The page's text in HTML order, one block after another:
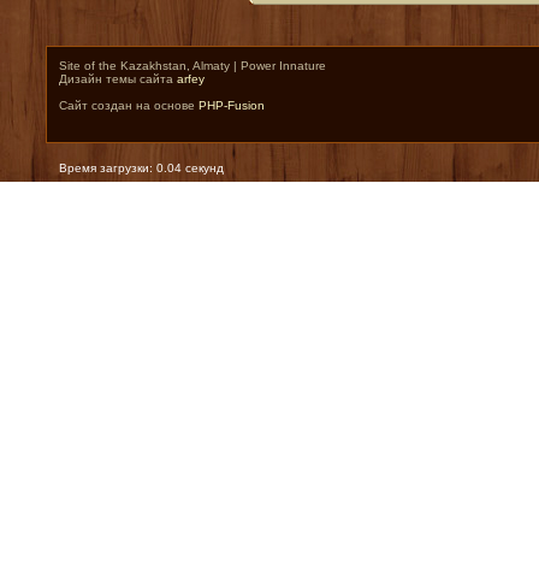
Site of the Kazakhstan, Almaty | Power Innature
Дизайн темы сайта arfey
Сайт создан на основе PHP-Fusion
Время загрузки: 0.04 секунд